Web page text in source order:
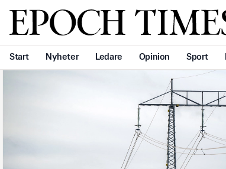
Svenska Epoch Times
Start Nyheter Ledare Opinion Sport